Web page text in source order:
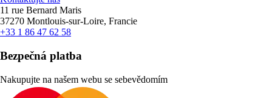
11 rue Bernard Maris
37270 Montlouis-sur-Loire, Francie
+33 1 86 47 62 58
Bezpečná platba
Nakupujte na našem webu se sebevědomím